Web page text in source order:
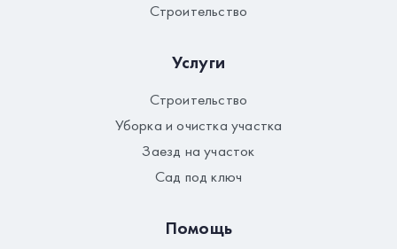
Строительство
Услуги
Строительство
Уборка и очистка участка
Заезд на участок
Сад под ключ
Помощь